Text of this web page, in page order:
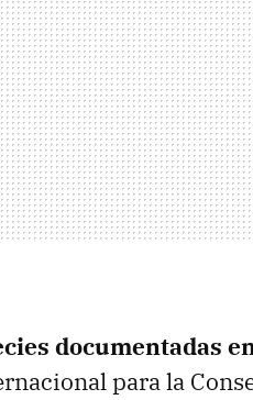
documentadas
para la